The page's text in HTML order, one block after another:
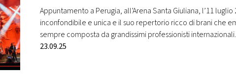
Appuntamento a Perugia, all’Arena Santa Giuliana, l’11
inconfondibile e unica e il suo repertorio ricco di brani che
sempre composta da grandissimi professionisti
musica tutta suonata dal…
23.09.25